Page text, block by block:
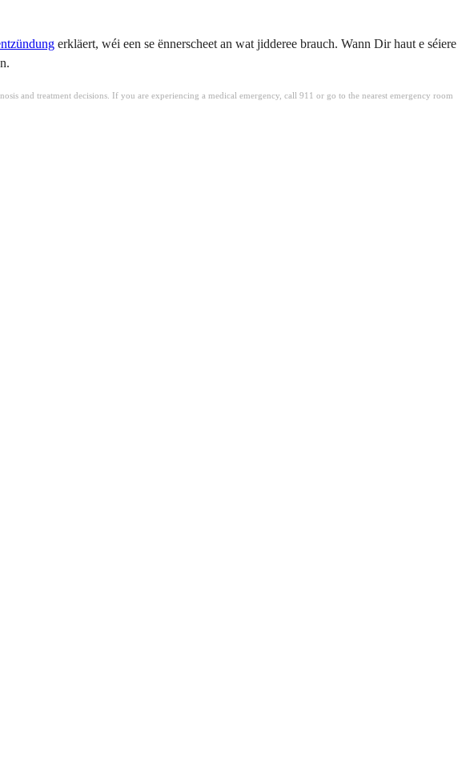
erkläert, wéi een se ënnerscheet an wat jidderee brauch. Wann Dir haut e séiere
and treatment decisions. If you are experiencing a medical emergency, call 911 or go to the nearest emergency room